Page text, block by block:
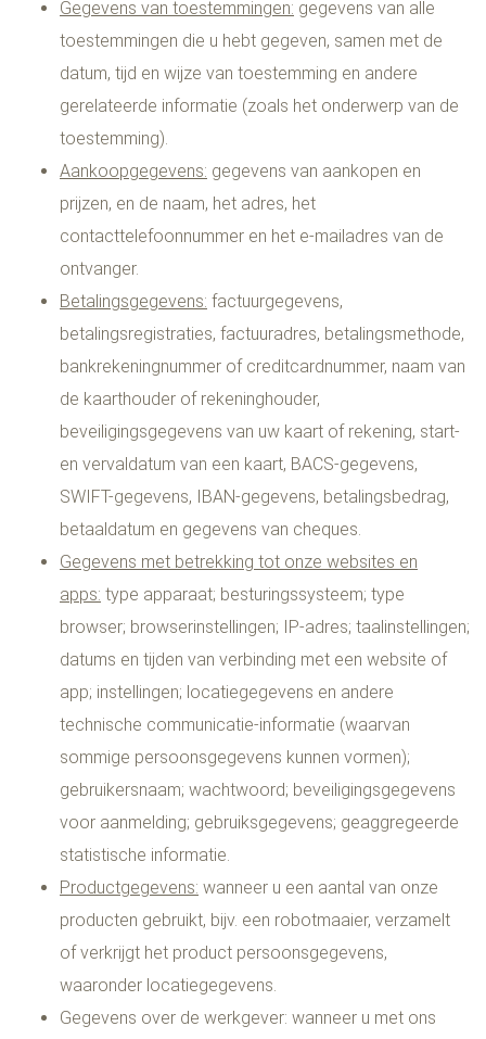
Gegevens van toestemmingen: gegevens van alle
toestemmingen die u hebt gegeven, samen met de
datum, tijd en wijze van toestemming en andere
gerelateerde informatie (zoals het onderwerp van de
toestemming).
Aankoopgegevens: gegevens van aankopen en
prijzen, en de naam, het adres, het
contacttelefoonnummer en het e-mailadres van de
ontvanger.
Betalingsgegevens: factuurgegevens,
betalingsregistraties, factuuradres, betalingsmethode,
bankrekeningnummer of creditcardnummer, naam van
de kaarthouder of rekeninghouder,
beveiligingsgegevens van uw kaart of rekening, start-
en vervaldatum van een kaart, BACS-gegevens,
SWIFT-gegevens, IBAN-gegevens, betalingsbedrag,
betaaldatum en gegevens van cheques.
Gegevens met betrekking tot onze websites en
apps: type apparaat; besturingssysteem; type
browser; browserinstellingen; IP-adres; taalinstellingen;
datums en tijden van verbinding met een website of
app; instellingen; locatiegegevens en andere
technische communicatie-informatie (waarvan
sommige persoonsgegevens kunnen vormen);
gebruikersnaam; wachtwoord; beveiligingsgegevens
voor aanmelding; gebruiksgegevens; geaggregeerde
statistische informatie.
Productgegevens: wanneer u een aantal van onze
producten gebruikt, bijv. een robotmaaier, verzamelt
of verkrijgt het product persoonsgegevens,
waaronder locatiegegevens.
Gegevens over de werkgever: wanneer u met ons